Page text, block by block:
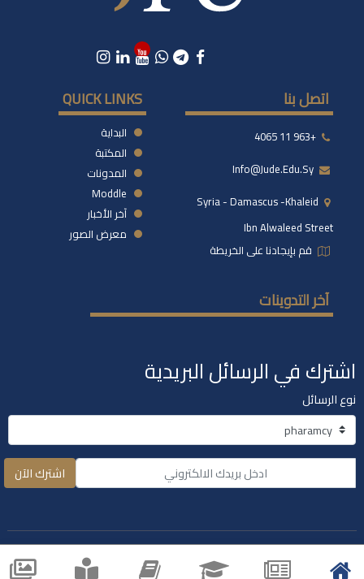
اتصل بنا
+963 11 4065
Syria - Damascus -khaleid
Ibn Alwaleed Street
قم بإيجادنا على الخريطة
QUICK LINKS
البداية
المكتبة
المدونات
Moddle
آخر الأخبار
معرض الصور
آخر التدوينات
اشترك في الرسائل البريدية
نوع الرسائل
اشترك الآن
الخاصة 2021